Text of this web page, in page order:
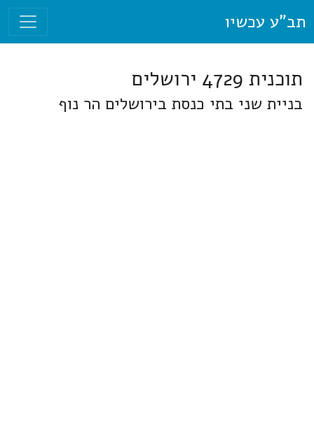
תב"ע עכשיו
תוכנית 4729 ירושלים
בניית שני בתי כנסת בירושלים הר נוף